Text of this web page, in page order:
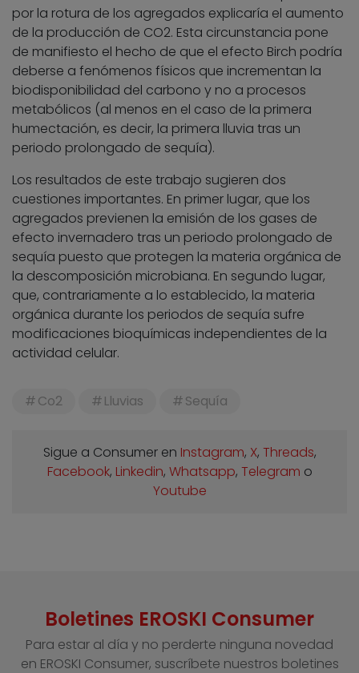
por la rotura de los agregados explicaría el aumento
de la producción de CO2. Esta circunstancia pone
de manifiesto el hecho de que el efecto Birch podría
deberse a fenómenos físicos que incrementan la
biodisponibilidad del carbono y no a procesos
metabólicos (al menos en el caso de la primera
humectación, es decir, la primera lluvia tras un
periodo prolongado de sequía).
Los resultados de este trabajo sugieren dos
cuestiones importantes. En primer lugar, que los
agregados previenen la emisión de los gases de
efecto invernadero tras un periodo prolongado de
sequía puesto que protegen la materia orgánica de
la descomposición microbiana. En segundo lugar,
que, contrariamente a lo establecido, la materia
orgánica durante los periodos de sequía sufre
modificaciones bioquímicas independientes de la
actividad celular.
Co2 Lluvias Sequía
Sigue a Consumer en Instagram, X, Threads,
Facebook, Linkedin, Whatsapp, Telegram o
Youtube
Boletines EROSKI Consumer
Para estar al día y no perderte ninguna novedad
en EROSKI Consumer, suscríbete nuestros boletines